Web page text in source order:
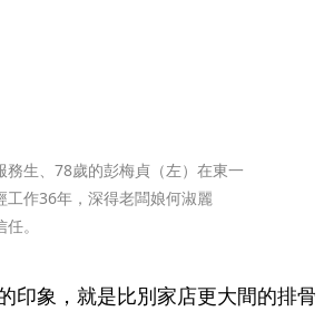
務生、78歲的彭梅貞（左）在東一
工作36年，深得老闆娘何淑麗
任。
印象，就是比別家店更大間的排骨